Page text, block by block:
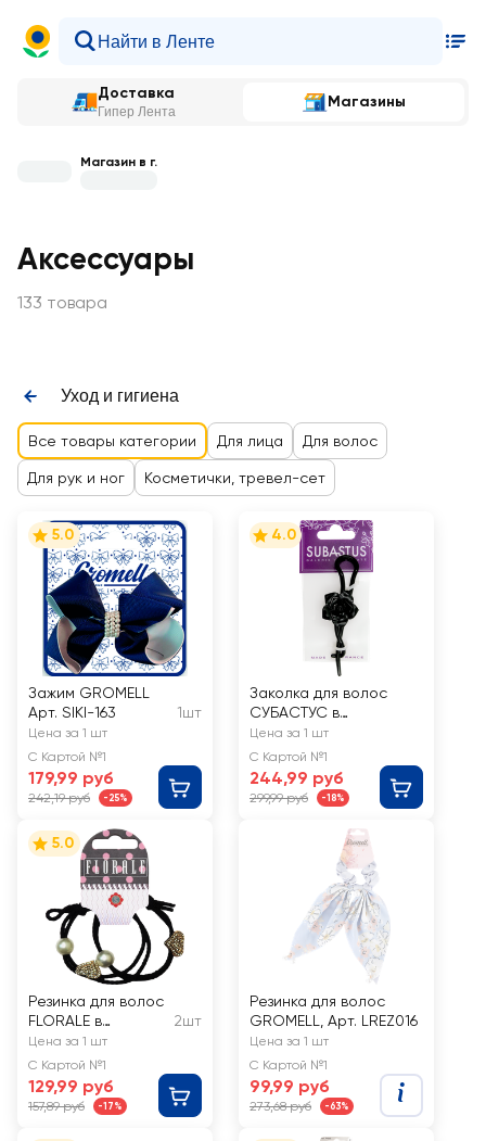
Доставка
Гипер Лента
Магазины
Магазин в г.
Аксессуары
133 товара
Уход и гигиена
Все товары категории Для лица Для волос
Для рук и ног Косметички, тревел-сет
5.0
Зажим GROMELL
Арт. SIKI-163
1шт
Цена за 1 шт
С Картой №1
179,99 руб
242,19 руб -25%
4.0
Заколка для волос
СУБАСТУС в
ассортименте Арт.
512238
Цена за 1 шт
С Картой №1
244,99 руб
299,99 руб -18%
5.0
Резинка для волос
FLORALE в
ассортименте,
Арт. NFL1-49
2шт
Цена за 1 шт
С Картой №1
129,99 руб
157,89 руб -17%
Резинка для волос
GROMELL, Арт. LREZ016
Цена за 1 шт
С Картой №1
99,99 руб
273,68 руб -63%